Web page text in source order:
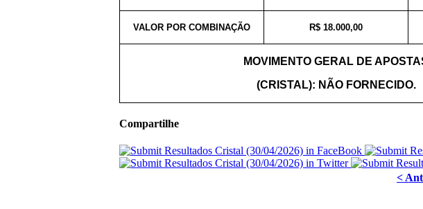
VALOR POR COMBINAÇÃO R$ 18.000,00
MOVIMENTO GERAL DE
(CRISTAL): NÃO FORNECIDO.
Compartilhe
<